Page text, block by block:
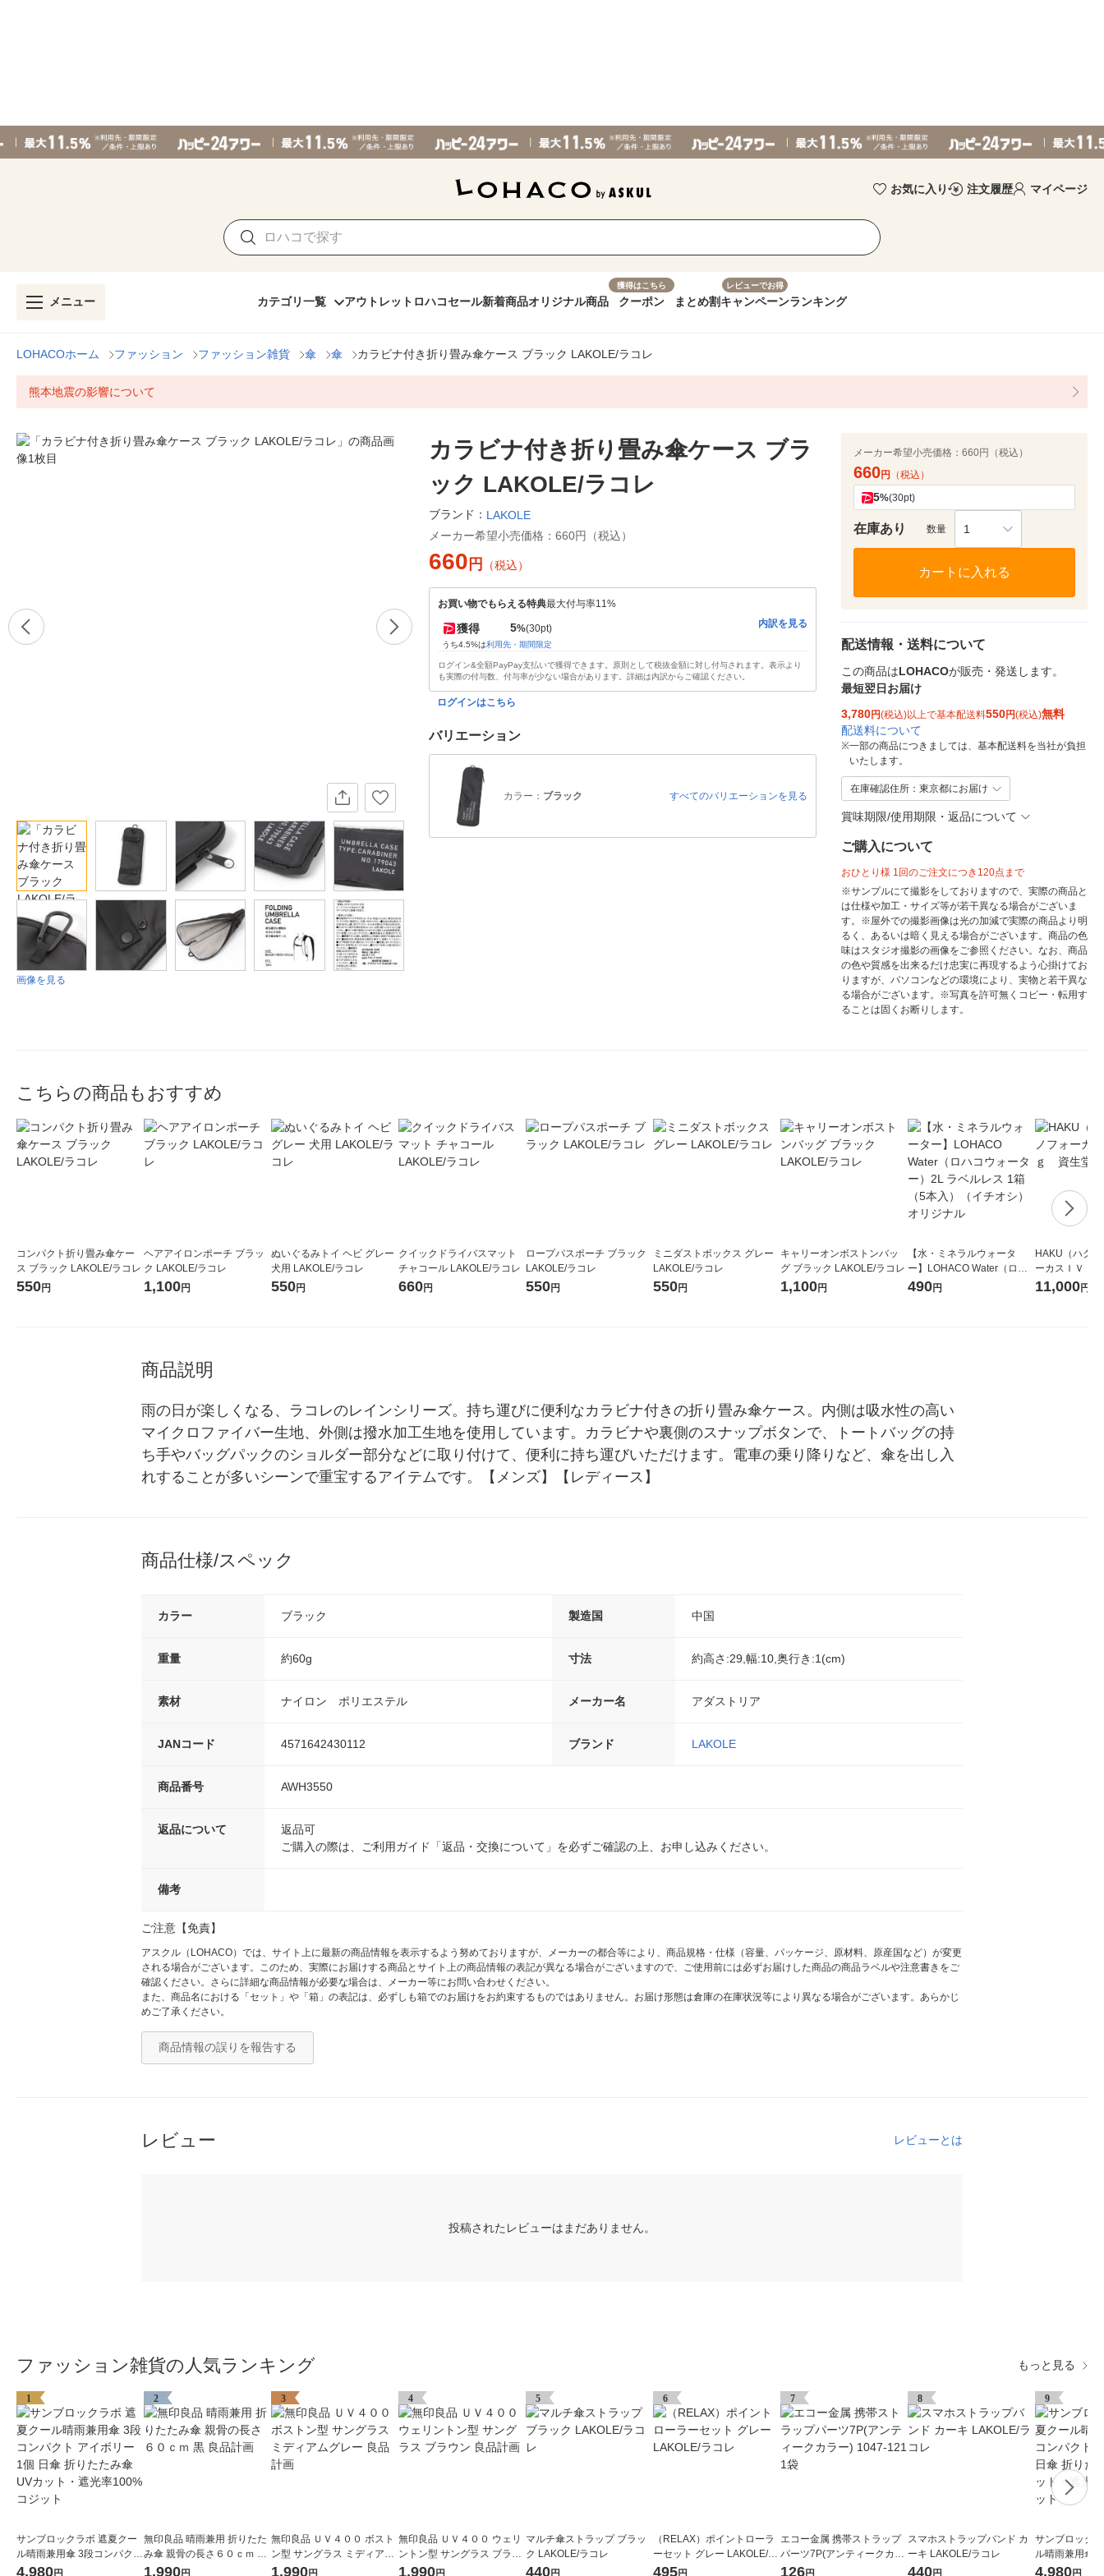
お気に入り 注文履歴 マイページ
メニュー カテゴリ一覧 アウトレット ロハコセール新着商品オリジナル商品
獲得はこちら
クーポン まとめ割
レビューでお得
キャンペーンランキング
LOHACOホーム ファッション ファッション雑貨 傘 傘 カラビナ付き折り畳み傘ケース ブラック LAKOLE/ラコレ
熊本地震の影響について
画像を見る
カラビナ付き折り畳み傘ケース ブラ
ック LAKOLE/ラコレ
ブランド： LAKOLE
メーカー希望小売価格： 660円（税込）
660 円 （税込）
お買い物でもらえる特典最大付与率11%
獲得 5%(30pt)
うち4.5%は利用先・期間限定
内訳を見る
ログイン&全額PayPay支払いで獲得できます。原則として税抜金額に対し付与されます。表示より
も実際の付与数、付与率が少ない場合があります。詳細は内訳からご確認ください。
ログインはこちら
バリエーション
カラー： ブラック すべてのバリエーションを見る
メーカー希望小売価格： 660円（税込）
660円 （税込）
5%(30pt)
在庫あり 数量 1
カートに入れる
配送情報・送料について
この商品はLOHACOが販売・発送します。
最短翌日お届け
3,780円(税込)以上で基本配送料550円(税込)無料
配送料について
※一部の商品につきましては、基本配送料を当社が負担
いたします。
在庫確認住所：東京都にお届け
賞味期限/使用期限・返品について
ご購入について
おひとり様 1回のご注文につき120点まで
※サンプルにて撮影をしておりますので、実際の商品と
は仕様や加工・サイズ等が若干異なる場合がございま
す。※屋外での撮影画像は光の加減で実際の商品より明
るく、あるいは暗く見える場合がございます。商品の色
味はスタジオ撮影の画像をご参照ください。なお、商品
の色や質感を出来るだけ忠実に再現するよう心掛けてお
りますが、パソコンなどの環境により、実物と若干異な
る場合がございます。※写真を許可無くコピー・転用す
ることは固くお断りします。
こちらの商品もおすすめ
コンパクト折り畳み傘ケー
ス ブラック LAKOLE/ラコレ
550円
ヘアアイロンポーチ ブラッ
ク LAKOLE/ラコレ
1,100円
ぬいぐるみトイ ヘビ グレー
犬用 LAKOLE/ラコレ
550円
クイックドライバスマット
チャコール LAKOLE/ラコレ
660円
ロープパスポーチ ブラック
LAKOLE/ラコレ
550円
ミニダストボックス グレー
LAKOLE/ラコレ
550円
キャリーオンボストンバッ
グ ブラック LAKOLE/ラコレ
1,100円
【水・ミネラルウォータ
ー】LOHACO Water（ロハ
コウォーター）2L ラベルレ
490円
HAKU（ハク
ーカスＩＶ
堂 おまけ付き
11,000円
商品説明
雨の日が楽しくなる、ラコレのレインシリーズ。持ち運びに便利なカラビナ付きの折り畳み傘ケース。内側は吸水性の高い
マイクロファイバー生地、外側は撥水加工生地を使用しています。カラビナや裏側のスナップボタンで、トートバッグの持
ち手やバッグパックのショルダー部分などに取り付けて、便利に持ち運びいただけます。電車の乗り降りなど、傘を出し入
れすることが多いシーンで重宝するアイテムです。【メンズ】【レディース】
商品仕様/スペック
カラー ブラック 製造国 中国
重量 約60g 寸法 約高さ:29,幅:10,奥行き:1(cm)
素材 ナイロン ポリエステル メーカー名 アダストリア
JANコード 4571642430112 ブランド LAKOLE
商品番号 AWH3550
返品について
返品可
ご購入の際は、ご利用ガイド「返品・交換について」を必ずご確認の上、お申し込みください。
備考
ご注意【免責】
アスクル（LOHACO）では、サイト上に最新の商品情報を表示するよう努めておりますが、メーカーの都合等により、商品規格・仕様（容量、パッケージ、原材料、原産国など）が変更
される場合がございます。このため、実際にお届けする商品とサイト上の商品情報の表記が異なる場合がございますので、ご使用前には必ずお届けした商品の商品ラベルや注意書きをご
確認ください。さらに詳細な商品情報が必要な場合は、メーカー等にお問い合わせください。
また、商品名における「セット」や「箱」の表記は、必ずしも箱でのお届けをお約束するものではありません。お届け形態は倉庫の在庫状況等により異なる場合がございます。あらかじ
めご了承ください。
商品情報の誤りを報告する
レビュー レビューとは
投稿されたレビューはまだありません。
ファッション雑貨の人気ランキング もっと見る
1
サンブロックラボ 遮夏クー
ル晴雨兼用傘 3段コンパクト
アイボリー 1個 日傘 折りた
4,980円
2
無印良品 晴雨兼用 折りたた
み傘 親骨の長さ６０ｃｍ 黒
良品計画
1,990円
3
無印良品 ＵＶ４００ ボスト
ン型 サングラス ミディアム
グレー 良品計画
1,990円
4
無印良品 ＵＶ４００ ウェリ
ントン型 サングラス ブラウ
ン 良品計画
1,990円
5
マルチ傘ストラップ ブラッ
ク LAKOLE/ラコレ
440円
6
（RELAX）ポイントローラ
ーセット グレー LAKOLE/ラ
コレ
495円
7
エコー金属 携帯ストラップ
パーツ7P(アンティークカラ
ー) 1047-121 1袋
126円
8
スマホストラップバンド カ
ーキ LAKOLE/ラコレ
440円
9
サンブロック
ル晴雨兼用傘
ブルー 1個 日
4,980円